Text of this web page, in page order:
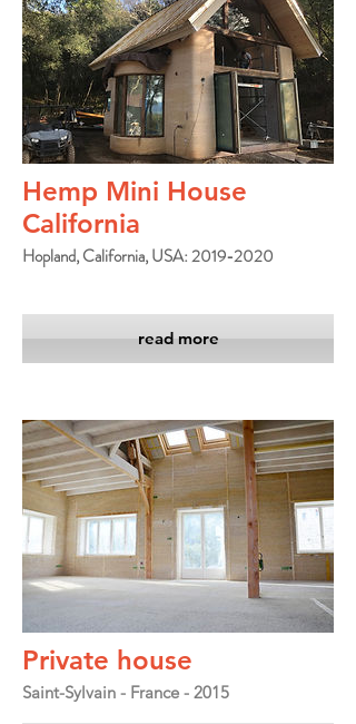
Hemp Mini House
California
Hopland, California, USA: 2019-2020
read more
Private house
Saint-Sylvain - France - 2015